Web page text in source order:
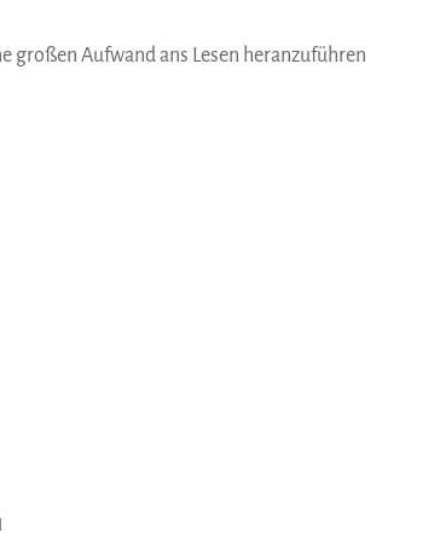
Aufwand ans Lesen heranzuführen